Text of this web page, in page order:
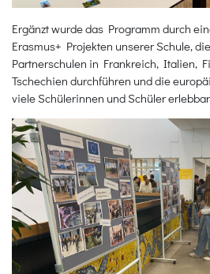
Ergänzt wurde das Programm durch
Erasmus+ Projekten unserer Schule,
Partnerschulen in Frankreich, Italien,
Tschechien durchführen und die
viele Schülerinnen und Schüler